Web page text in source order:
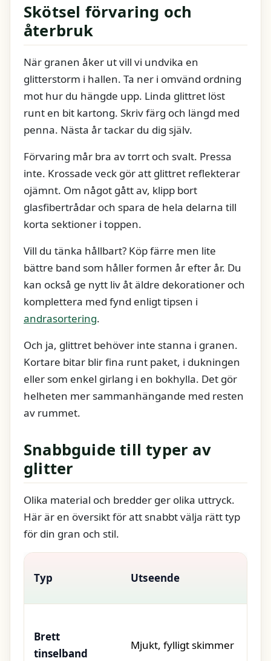
Skötsel förvaring och
återbruk
När granen åker ut vill vi undvika en
glitterstorm i hallen. Ta ner i omvänd ordning
mot hur du hängde upp. Linda glittret löst
runt en bit kartong. Skriv färg och längd med
penna. Nästa år tackar du dig själv.
Förvaring mår bra av torrt och svalt. Pressa
inte. Krossade veck gör att glittret reflekterar
ojämnt. Om något gått av, klipp bort
glasfibertrådar och spara de hela delarna till
korta sektioner i toppen.
Vill du tänka hållbart? Köp färre men lite
bättre band som håller formen år efter år. Du
kan också ge nytt liv åt äldre dekorationer och
komplettera med fynd enligt tipsen i
andrasortering.
Och ja, glittret behöver inte stanna i granen.
Kortare bitar blir fina runt paket, i dukningen
eller som enkel girlang i en bokhylla. Det gör
helheten mer sammanhängande med resten
av rummet.
Snabbguide till typer av
glitter
Olika material och bredder ger olika uttryck.
Här är en översikt för att snabbt välja rätt typ
för din gran och stil.
Typ Utseende
Brett
tinselband
Mjukt, fylligt skimmer